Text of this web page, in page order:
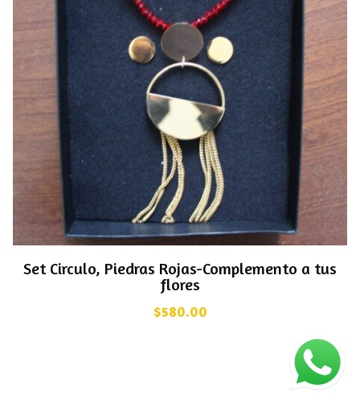
Set Circulo, Piedras Rojas-Complemento a tus
flores
$580.00